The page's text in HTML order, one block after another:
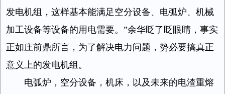
发电机组，这样基本能满足空分设备、电弧炉、机械
加工设备等设备的用电需要。”余华眨了眨眼睛，事实
正如庄前鼎所言，为了解决电力问题，势必要搞真正
意义上的发电机组。
电弧炉，空分设备，机床，以及未来的电渣重熔